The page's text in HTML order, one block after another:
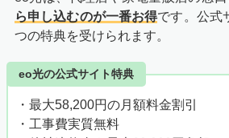
ら申し込むのが一番お得です。公式
つの特典を受けられます。
eo光の公式サイト特典
・最大58,200円の月額料金割引
・工事費実質無料